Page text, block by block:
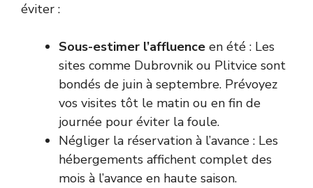
éviter :
Sous-estimer l’affluence en été : Les
sites comme Dubrovnik ou Plitvice sont
bondés de juin à septembre. Prévoyez
vos visites tôt le matin ou en fin de
journée pour éviter la foule.
Négliger la réservation à l’avance : Les
hébergements affichent complet des
mois à l’avance en haute saison.